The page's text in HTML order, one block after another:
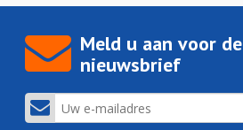
Meld u aan voor de
nieuwsbrief